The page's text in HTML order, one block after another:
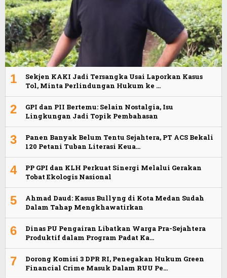
1
Sekjen KAKI Jadi Tersangka Usai Laporkan Kasus
Tol, Minta Perlindungan Hukum ke …
2
GPI dan PII Bertemu: Selain Nostalgia, Isu
Lingkungan Jadi Topik Pembahasan
3
Panen Banyak Belum Tentu Sejahtera, PT ACS Bekali
120 Petani Tuban Literasi Keua…
4
PP GPI dan KLH Perkuat Sinergi Melalui Gerakan
Tobat Ekologis Nasional
5
Ahmad Daud: Kasus Bullyng di Kota Medan Sudah
Dalam Tahap Mengkhawatirkan
6
Dinas PU Pengairan Libatkan Warga Pra-Sejahtera
Produktif dalam Program Padat Ka…
7
Dorong Komisi 3 DPR RI, Penegakan Hukum Green
Financial Crime Masuk Dalam RUU Pe…